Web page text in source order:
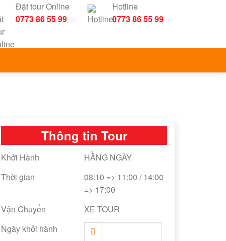
Đặt tour Online
0773 86 55 99
Hotline
0773 86 55 99
Thông tin Tour
Khởi Hành
HẰNG NGÀY
Thời gian
08:10 => 11:00 / 14:00
=> 17:00
Vận Chuyển
XE TOUR
Ngày khởi hành